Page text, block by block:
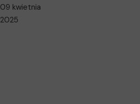
09 kwietnia
2025